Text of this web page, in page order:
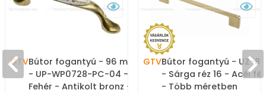
GTVBútor fogantyú - 96 mm
- UP-WP0728-PC-04 -
Fehér - Antikolt bronz -
GTVBútor fogantyú - UZ-
- Sárga réz 16 - Acél
- Több méretben